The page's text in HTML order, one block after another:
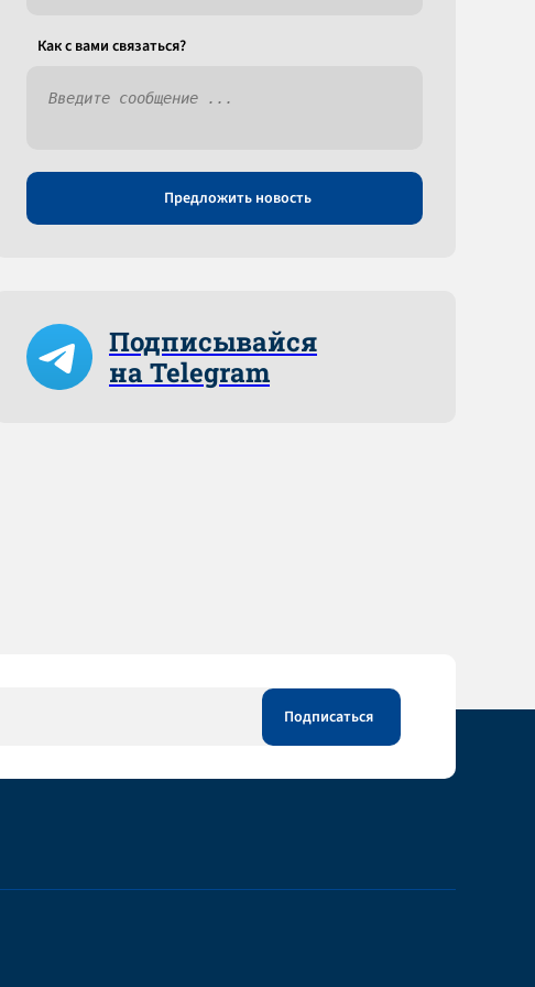
Как c вами связаться?
Предложить новость
Подписывайся
на Telegram